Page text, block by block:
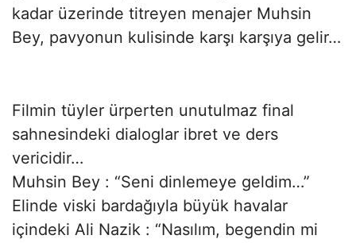
kadar üzerinde titreyen menajer Muhsin
Bey, pavyonun kulisinde karşı karşıya gelir…
Filmin tüyler ürperten unutulmaz final
sahnesindeki dialoglar ibret ve ders
vericidir…
Muhsin Bey : “Seni dinlemeye geldim…”
Elinde viski bardağıyla büyük havalar
içindeki Ali Nazik : “Nasılım, begendin mi